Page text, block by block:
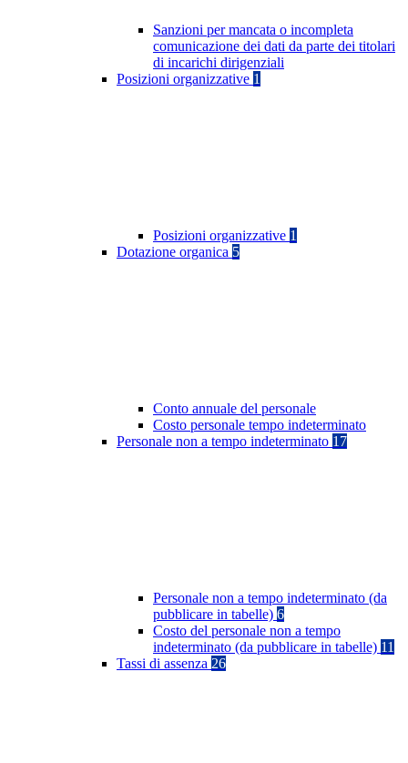
Sanzioni per mancata o incompleta
comunicazione dei dati da parte dei titolari
di incarichi dirigenziali
Posizioni organizzative 1
Posizioni organizzative 1
Dotazione organica 5
Conto annuale del personale
Costo personale tempo indeterminato
Personale non a tempo indeterminato 17
Personale non a tempo indeterminato (da
pubblicare in tabelle) 6
Costo del personale non a tempo
indeterminato (da pubblicare in tabelle) 11
Tassi di assenza 26